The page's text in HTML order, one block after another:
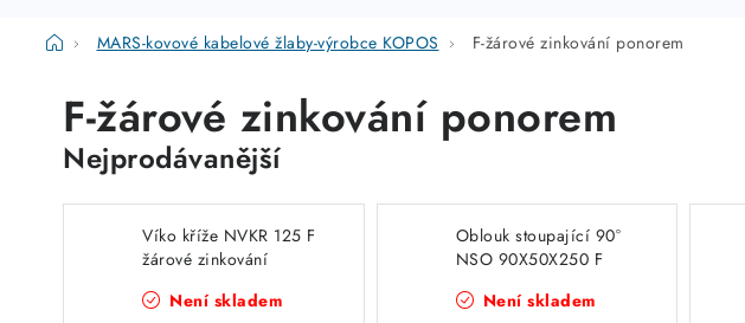
DomůMARS-kovové kabelové žlaby-výrobce KOPOS F-žárové zinkování ponorem
F-žárové zinkování ponorem
Nejprodávanější
Víko kříže NVKR 125 F
žárové zinkování
Není skladem
Oblouk stoupající 90°
NSO 90X50X250 F
ponorem
Není skladem